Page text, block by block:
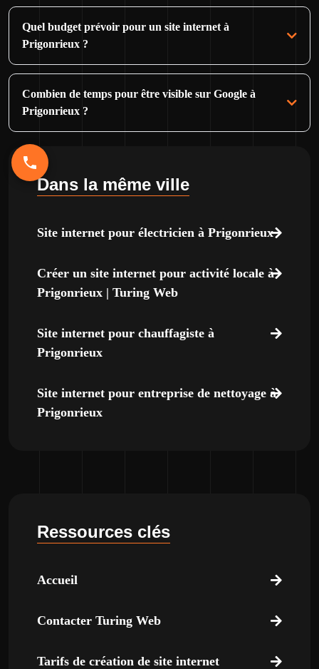
Quel budget prévoir pour un site internet à
Prigonrieux ?
Combien de temps pour être visible sur Google à
Prigonrieux ?
Dans la même ville
Site internet pour électricien à Prigonrieux
Créer un site internet pour activité locale à
Prigonrieux | Turing Web
Site internet pour chauffagiste à
Prigonrieux
Site internet pour entreprise de nettoyage à
Prigonrieux
Ressources clés
Accueil
Contacter Turing Web
Tarifs de création de site internet